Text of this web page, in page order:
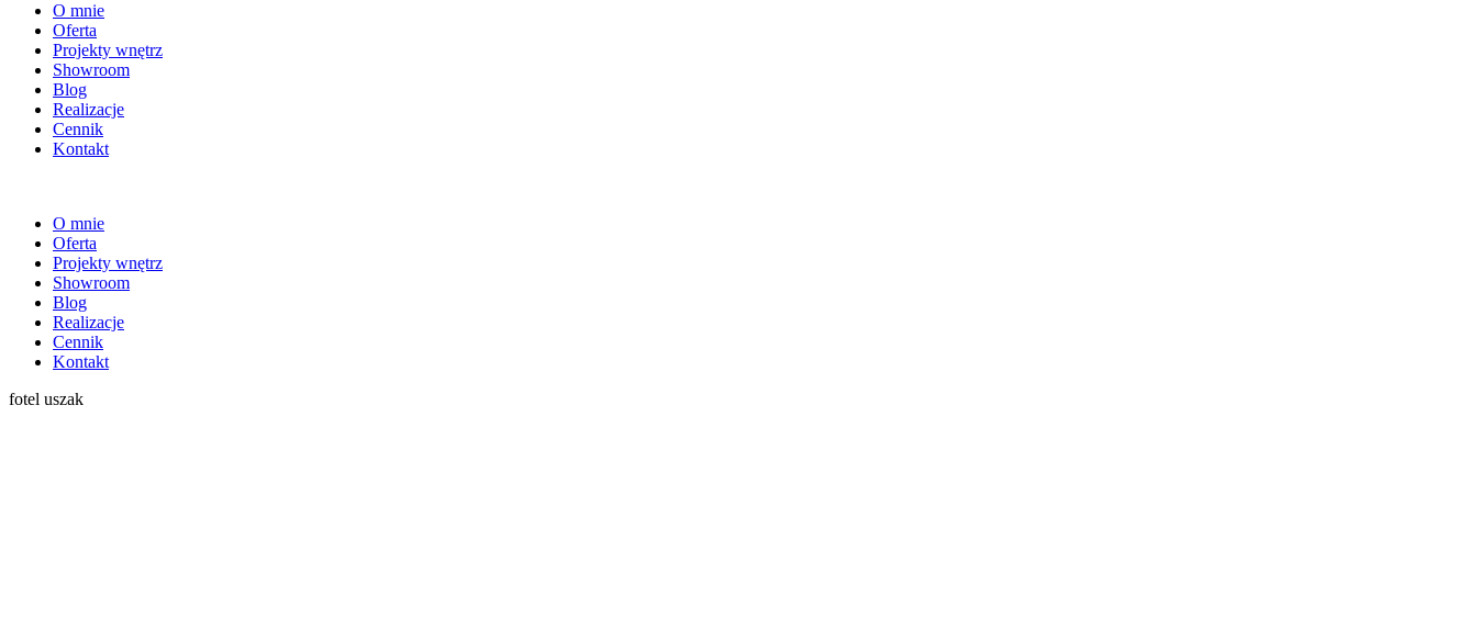
O mnie
Oferta
Projekty wnętrz
Showroom
Blog
Realizacje
Cennik
Kontakt
O mnie
Oferta
Projekty wnętrz
Showroom
Blog
Realizacje
Cennik
Kontakt
fotel uszak